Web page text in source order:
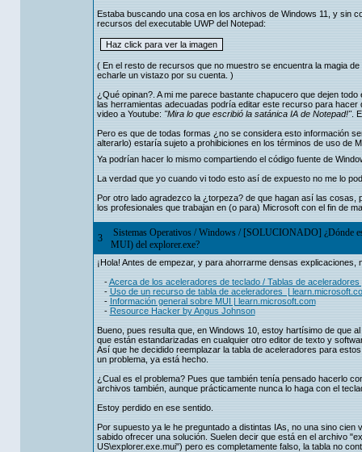
Estaba buscando una cosa en los archivos de Windows 11, y sin
recursos del executable UWP del Notepad:
( En el resto de recursos que no muestro se encuentra la magia
echarle un vistazo por su cuenta. )
¿Qué opinan?. A mi me parece bastante chapucero que dejen todo
las herramientas adecuadas podría editar este recurso para
video a Youtube: "Mira lo que escribió la satánica IA de Notepad!".
Pero es que de todas formas ¿no se considera esto información
alterarlo) estaría sujeto a prohibiciones en los términos de uso de
Ya podrían hacer lo mismo compartiendo el código fuente de
La verdad que yo cuando vi todo esto así de expuesto no me lo
Por otro lado agradezco la ¿torpeza? de que hagan así las
los profesionales que trabajan en (o para) Microsoft con el fin de
3 Sistemas Operativos/Windows/ [SOLUCIONADO] ¿Dónde
MUI) del explorer.exe?
¡Hola! Antes de empezar, y para ahorrarme densas
-Acerca de los aceleradores de teclado / Tablas de
- Uso de un recurso de tabla de aceleradores |
- Información general sobre MUI | learn.microsoft.com
- Resource Hacker by Angus Johnson
Bueno, pues resulta que, en Windows 10, estoy hartísimo de que
que están estandarizadas en cualquier otro editor de texto y
Así que he decidido reemplazar la tabla de aceleradores para
un problema, ya está hecho.
¿Cual es el problema? Pues que también tenía pensado hacerlo
archivos también, aunque prácticamente nunca lo haga con el
Estoy perdido en ese sentido.
Por supuesto ya le he preguntado a distintas IAs, no una sino
sabido ofrecer una solución. Suelen decir que está en el archivo
US\explorer.exe.mui") pero es completamente falso, la tabla no